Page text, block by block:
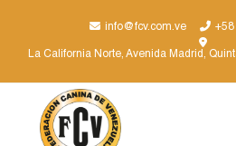
info@fcv.com.ve +58
La California Norte, Avenida Madrid,